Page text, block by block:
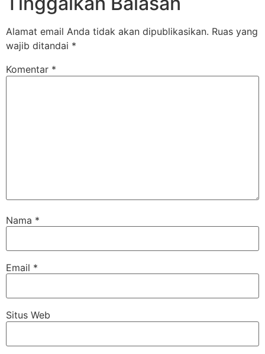
Alamat email Anda tidak akan dipublikasikan. Ruas yang
wajib ditandai *
Komentar *
Nama *
Email *
Situs Web